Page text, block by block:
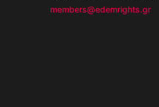
members@edemrights.gr